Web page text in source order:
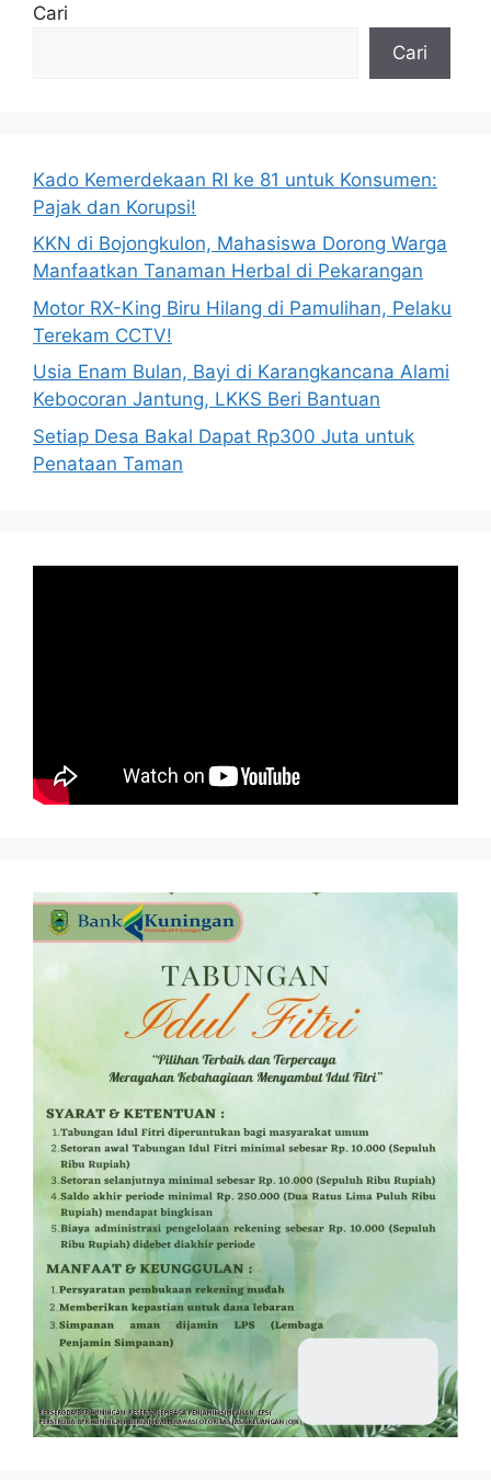
Cari
Cari
Kado Kemerdekaan RI ke 81 untuk Konsumen:
Pajak dan Korupsi!
KKN di Bojongkulon, Mahasiswa Dorong Warga
Manfaatkan Tanaman Herbal di Pekarangan
Motor RX-King Biru Hilang di Pamulihan, Pelaku
Terekam CCTV!
Usia Enam Bulan, Bayi di Karangkancana Alami
Kebocoran Jantung, LKKS Beri Bantuan
Setiap Desa Bakal Dapat Rp300 Juta untuk
Penataan Taman